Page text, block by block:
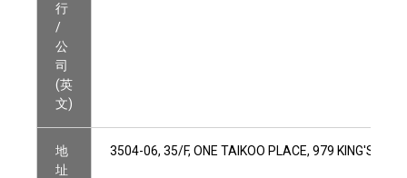
行
/
公
司
(英
文)
地
址
3504-06, 35/F, ONE TAIKOO PLACE, 979 KING'S